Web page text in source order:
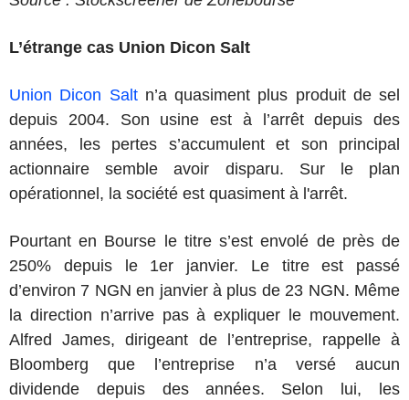
L’étrange cas Union Dicon Salt
Union Dicon Saltn’a quasiment plus produit de sel
depuis 2004. Son usine est à l’arrêt depuis des
années, les pertes s’accumulent et son principal
actionnaire semble avoir disparu. Sur le plan
opérationnel, la société est quasiment à l'arrêt.
Pourtant en Bourse le titre s’est envolé de près de
250% depuis le 1er janvier. Le titre est passé
d’environ 7 NGN en janvier à plus de 23 NGN. Même
la direction n’arrive pas à expliquer le mouvement.
Alfred James, dirigeant de l’entreprise, rappelle à
Bloomberg que l’entreprise n’a versé aucun
dividende depuis des années. Selon lui, les